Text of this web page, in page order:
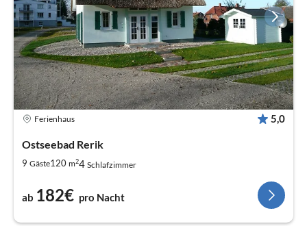
Ferienhaus 5,0
Ostseebad Rerik
9 Gäste120 m24 Schlafzimmer
ab 182€ pro Nacht